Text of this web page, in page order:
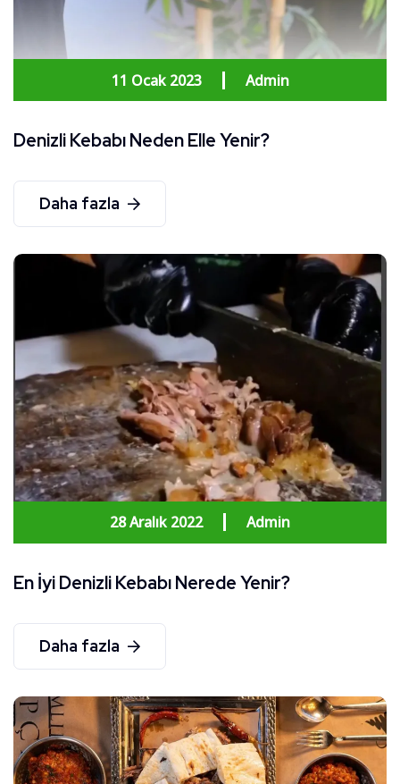
11 Ocak 2023 Admin
Denizli Kebabı Neden Elle Yenir?
Daha fazla
28 Aralık 2022 Admin
En İyi Denizli Kebabı Nerede Yenir?
Daha fazla